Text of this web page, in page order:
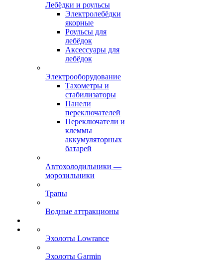
Лебёдки и роульсы
Электролебёдки
якорные
Роульсы для
лебёдок
Аксессуары для
лебёдок
Электрооборудование
Тахометры и
стабилизаторы
Панели
переключателей
Переключатели и
клеммы
аккумуляторных
батарей
Автохолодильники —
морозильники
Трапы
Водные аттракционы
Эхолоты Lowrance
Эхолоты Garmin